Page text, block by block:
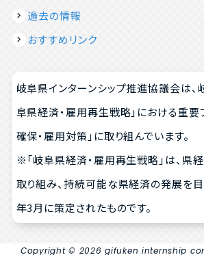
過去の情報
おすすめリンク
岐阜県インターンシップ推進協議会は、
阜県経済・雇用再生戦略」における重要
確保・雇用対策」に取り組んでいます。
※「岐阜県経済・雇用再生戦略」は、県
取り組み、持続可能な県経済の発展を
年3月に策定されたものです。
Copyright © 2026 gifuken internship